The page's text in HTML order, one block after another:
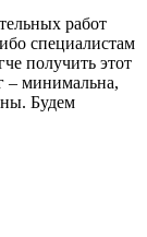
работ
специалистам
получить этот
– минимальна,
Будем